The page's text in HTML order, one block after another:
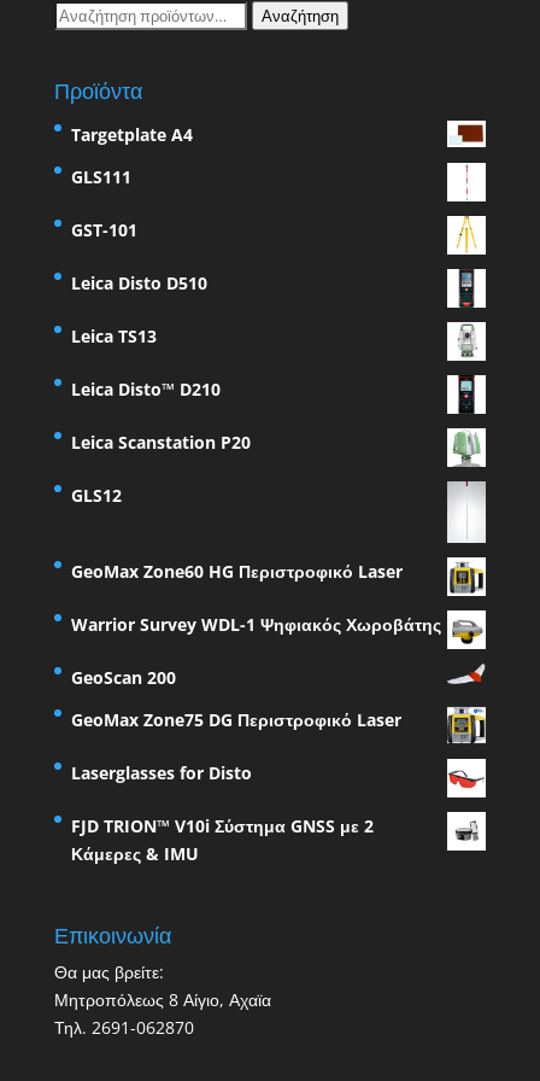
Αναζήτηση
Αναζήτηση
Προϊόντα
Targetplate A4
GLS111
GST-101
Leica Disto D510
Leica TS13
Leica Disto™ D210
Leica Scanstation P20
GLS12
GeoMax Zone60 HG Περιστροφικό Laser
Warrior Survey WDL-1 Ψηφιακός Χωροβάτης
GeoScan 200
GeoMax Zone75 DG Περιστροφικό Laser
Laserglasses for Disto
FJD TRION™ V10i Σύστημα GNSS με 2
Κάμερες & IMU
Επικοινωνία
Θα μας βρείτε:
Μητροπόλεως 8 Αίγιο, Αχαϊα
Τηλ. 2691-062870